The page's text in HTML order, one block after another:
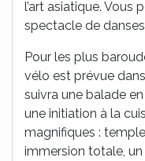
l’art asiatique. Vous
spectacle de
Pour les plus
vélo est prévue
suivra une balade
une initiation à la
magnifiques :
immersion totale,